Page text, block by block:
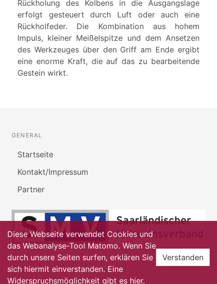
Rückholung des Kolbens in die Ausgangslage
erfolgt gesteuert durch Luft oder auch eine
Rückholfeder. Die Kombination aus hohem
Impuls, kleiner Meißelspitze und dem Ansetzen
des Werkzeuges über den Griff am Ende ergibt
eine enorme Kraft, die auf das zu bearbeitende
Gestein wirkt.
GENERAL
Startseite
Kontakt/Impressum
Partner
Diese Webseite verwendet Cookies und
das Webanalyse-Tool Matomo. Wenn Sie
durch unsere Seiten surfen, erklären Sie
sich hiermit einverstanden. Eine
Widerspruchsmöglichkeit gibt es hier.
Verstanden